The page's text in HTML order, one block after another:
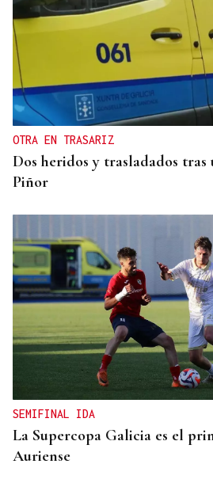
OTRA EN TRASARIZ
Dos heridos y trasladados tras
Piñor
SEMIFINAL IDA
La Supercopa Galicia es el
Auriense